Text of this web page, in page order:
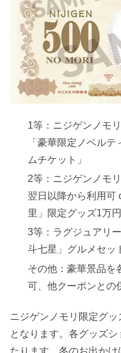
1等：ニジゲンノモ
「豪華限定ノベル
ムチケット」
2等：ニジゲンノモ
翌日以降から利用可
里」限定グッズ1万円
3等：ラグジュアリ
斗七星」グルメセッ
その他：豪華景品を
可、他クーポンとの
ニジゲンノモリ限定グ
となります。各グッズ
たります。冬のお出か